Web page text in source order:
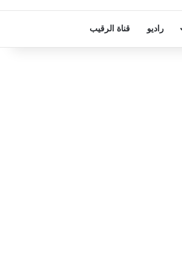
راديو قناة الرقيب